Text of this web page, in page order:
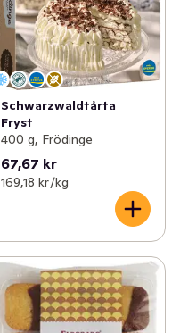
Schwarzwaldtårta
Fryst
400 g, Frödinge
67,67 kr
169,18 kr /kg